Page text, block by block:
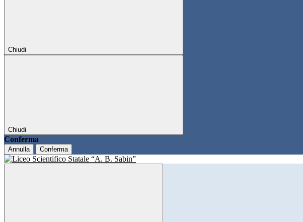
Chiudi
Chiudi
Conferma
Annulla Conferma